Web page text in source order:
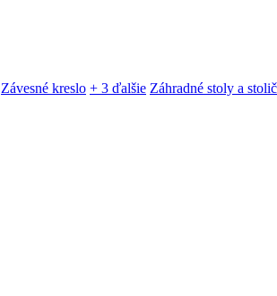
Závesné kreslo + 3 ďalšie Záhradné stoly a